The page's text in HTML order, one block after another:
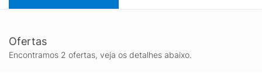
Ofertas
Encontramos 2 ofertas, veja os detalhes abaixo.